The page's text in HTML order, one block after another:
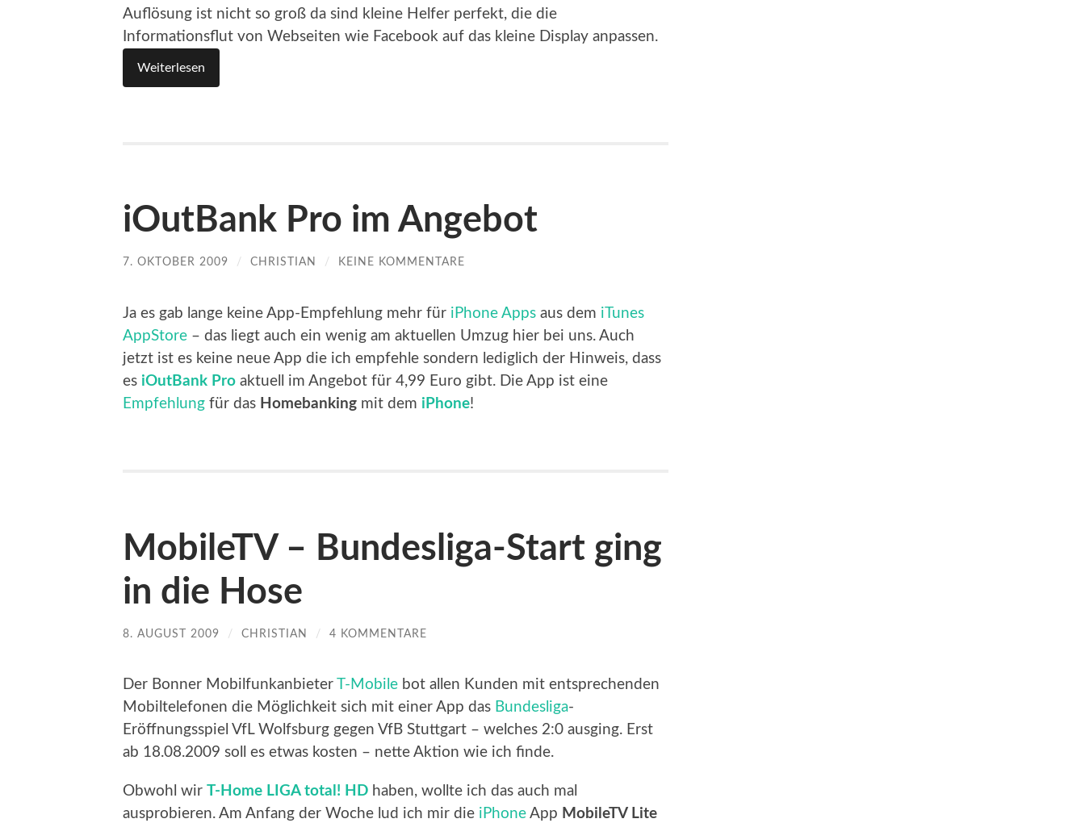
Auflösung ist nicht so groß da sind kleine Helfer perfekt, die die
Informationsflut von Webseiten wie Facebook auf das kleine Display anpassen.
Weiterlesen
iOutBank Pro im Angebot
7. OKTOBER 2009 / CHRISTIAN / KEINE KOMMENTARE
Ja es gab lange keine App-Empfehlung mehr für iPhone Apps aus dem iTunes
AppStore – das liegt auch ein wenig am aktuellen Umzug hier bei uns. Auch
jetzt ist es keine neue App die ich empfehle sondern lediglich der Hinweis, dass
es iOutBank Pro aktuell im Angebot für 4,99 Euro gibt. Die App ist eine
Empfehlung für das Homebanking mit dem iPhone!
MobileTV – Bundesliga-Start ging
in die Hose
8. AUGUST 2009 / CHRISTIAN / 4 KOMMENTARE
Der Bonner Mobilfunkanbieter T-Mobile bot allen Kunden mit entsprechenden
Mobiltelefonen die Möglichkeit sich mit einer App das Bundesliga-
Eröffnungsspiel VfL Wolfsburg gegen VfB Stuttgart – welches 2:0 ausging. Erst
ab 18.08.2009 soll es etwas kosten – nette Aktion wie ich finde.
Obwohl wir T-Home LIGA total! HD haben, wollte ich das auch mal
ausprobieren. Am Anfang der Woche lud ich mir die iPhone App MobileTV Lite